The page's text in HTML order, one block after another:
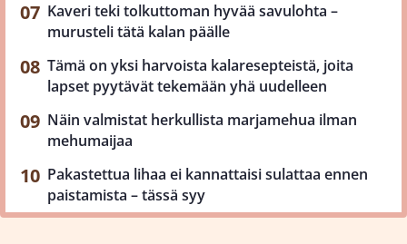
Kaveri teki tolkuttoman hyvää savulohta –
murusteli tätä kalan päälle
Tämä on yksi harvoista kalaresepteistä, joita
lapset pyytävät tekemään yhä uudelleen
Näin valmistat herkullista marjamehua ilman
mehumaijaa
Pakastettua lihaa ei kannattaisi sulattaa ennen
paistamista – tässä syy